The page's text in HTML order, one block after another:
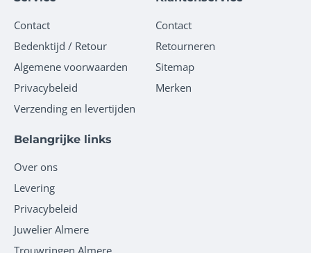
Contact
Bedenktijd / Retour
Algemene voorwaarden
Privacybeleid
Verzending en levertijden
Contact
Retourneren
Sitemap
Merken
Belangrijke links
Over ons
Levering
Privacybeleid
Juwelier Almere
Trouwringen Almere